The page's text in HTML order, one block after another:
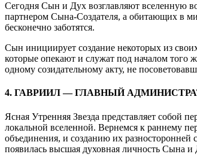
Сегодня Сын и Дух возглавляют вселенную
партнером Сына-Создателя, а обитающих в
бесконечно заботятся.
Сын инициирует создание некоторых из
которые опекают и служат под началом того
одному созидательному акту, не
4. ГАВРИИЛ — ГЛАВНЫЙ
Ясная Утренняя Звезда представляет собой
локальной вселенной. Вернемся к раннему
объединения, и созданию их разносторонней
появилась высшая духовная личность Сына